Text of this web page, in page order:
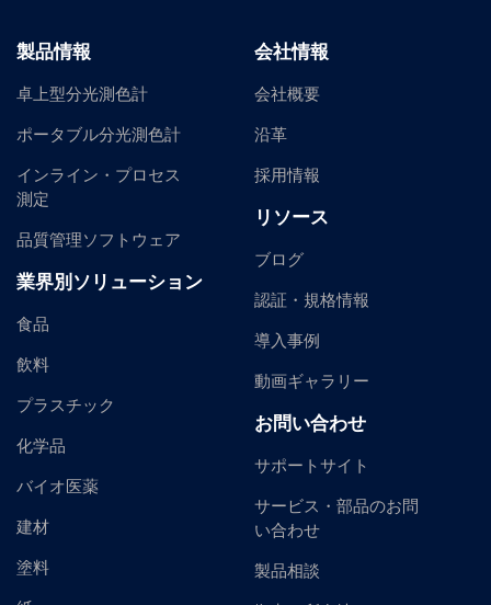
製品情報
卓上型分光測色計
ポータブル分光測色計
インライン・プロセス
測定
品質管理ソフトウェア
業界別ソリューション
食品
飲料
プラスチック
化学品
バイオ医薬
建材
塗料
会社情報
会社概要
沿革
採用情報
リソース
ブログ
認証・規格情報
導入事例
動画ギャラリー
お問い合わせ
サポートサイト
サービス・部品のお問
い合わせ
製品相談